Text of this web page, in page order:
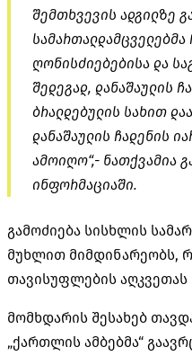
შემთხვევის ადგილზე
ღონისძიებებისა და
შედეგად, დანაშაულის
ბრალდებულის სახით
დანაშაულის ჩადენის
ამოიღო“,- ნათქვამია
ინფორმაციაში.
გამოძიება სისხლის
მუხლით მიმდინარეობს,
თავისუფლების
მომხდარის შესახებ
„ქართლის ამბებმა“